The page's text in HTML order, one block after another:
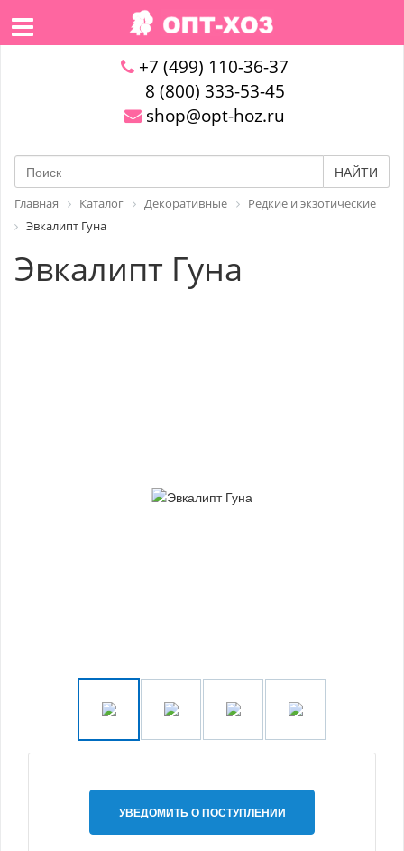
+7 (499) 110-36-37
8 (800) 333-53-45
shop@opt-hoz.ru
НАЙТИ
Главная Каталог Декоративные
Редкие и экзотические
Эвкалипт Гуна
Эвкалипт Гуна
УВЕДОМИТЬ О ПОСТУПЛЕНИИ